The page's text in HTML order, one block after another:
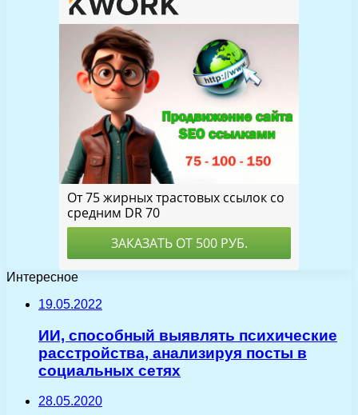
Интересное
19.05.2022
ИИ, способный выявлять психические
расстройства, анализируя посты в
социальных сетях
28.05.2020